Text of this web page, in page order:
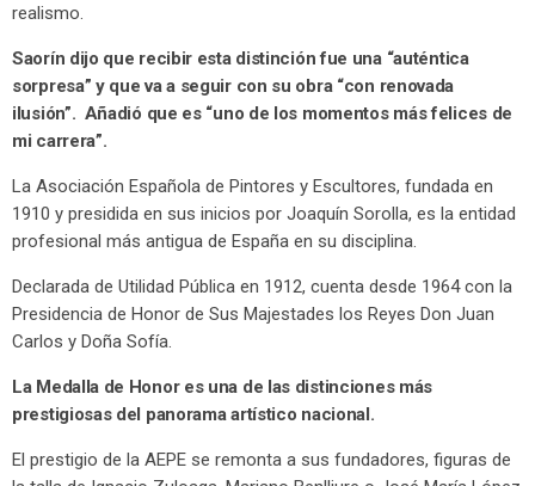
realismo.
Saorín dijo que recibir esta distinción fue una “auténtica
sorpresa” y que va a seguir con su obra “con renovada
ilusión”. Añadió que es “uno de los momentos más felices de
mi carrera”.
La Asociación Española de Pintores y Escultores, fundada en
1910 y presidida en sus inicios por Joaquín Sorolla, es la entidad
profesional más antigua de España en su disciplina.
Declarada de Utilidad Pública en 1912, cuenta desde 1964 con la
Presidencia de Honor de Sus Majestades los Reyes Don Juan
Carlos y Doña Sofía.
La Medalla de Honor es una de las distinciones más
prestigiosas del panorama artístico nacional.
El prestigio de la AEPE se remonta a sus fundadores, figuras de